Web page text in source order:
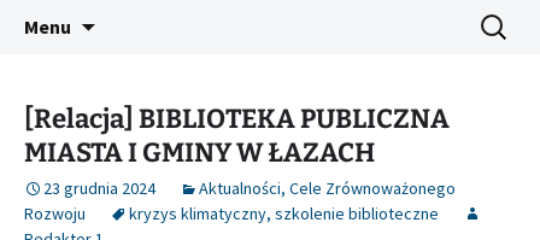
Śląski Pegaz
Platforma inicjatyw bibliotecznych
Menu Szukaj:
[Relacja] BIBLIOTEKA PUBLICZNA
MIASTA I GMINY W ŁAZACH
23 grudnia 2024 Aktualności, Cele Zrównoważonego
Rozwoju
kryzys klimatyczny, szkolenie biblioteczne